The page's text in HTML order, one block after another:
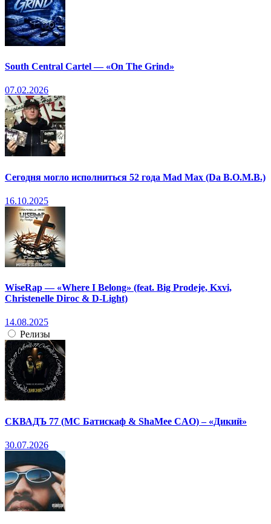
South Central Cartel — «On The Grind»
07.02.2026
Сегодня могло исполниться 52 года Mad Max (Da B.O.M.B.)
16.10.2025
WiseRap — «Where I Belong» (feat. Big Prodeje, Kxvi,
Christenelle Diroc & D-Light)
14.08.2025
Релизы
СКВАДЪ 77 (МС Батискаф & ShaMee CAO) – «Дикий»
30.07.2026